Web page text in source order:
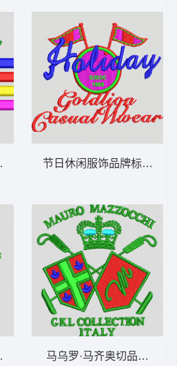
男装 章仔
章仔
节日休闲服饰品牌标志 男
马乌罗·马齐奥切品牌标志